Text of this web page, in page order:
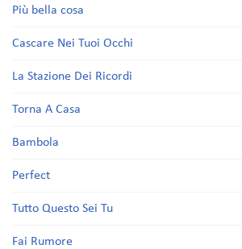
Più bella cosa
Cascare Nei Tuoi Occhi
La Stazione Dei Ricordi
Torna A Casa
Bambola
Perfect
Tutto Questo Sei Tu
Fai Rumore